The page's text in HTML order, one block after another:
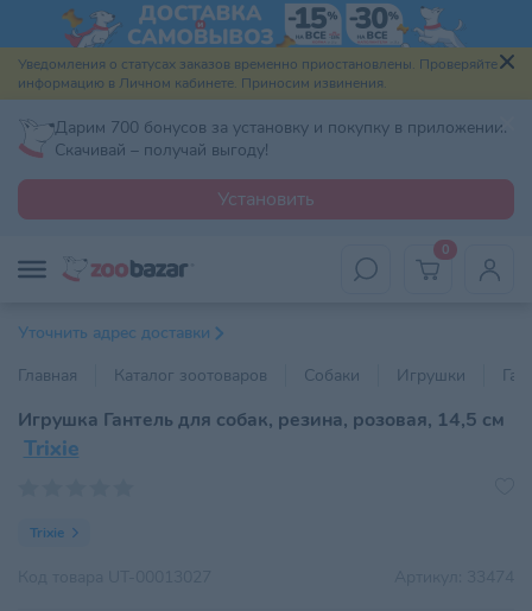
Уведомления о статусах заказов временно приостановлены. Проверяйте
информацию в Личном кабинете. Приносим извинения.
Дарим 700 бонусов за установку и покупку в приложении.
Скачивай – получай выгоду!
Установить
0
Уточнить адрес доставки
Главная
Каталог зоотоваров Собаки Игрушки
Игрушка Гантель для собак, резина, розовая, 14,5 см
Trixie
Trixie